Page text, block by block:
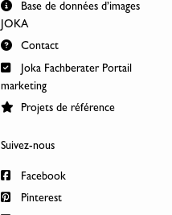
Base de données d’images
JOKA
Contact
Joka Fachberater Portail
marketing
Projets de référence
Suivez-nous
Facebook
Pinterest